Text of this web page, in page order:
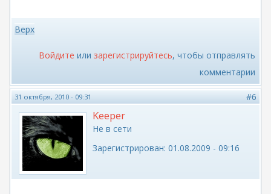
Верх
Войдите или зарегистрируйтесь, чтобы отправлять
комментарии
31 октября, 2010 - 09:31 #6
Keeper
Не в сети
Зарегистрирован: 01.08.2009 - 09:16